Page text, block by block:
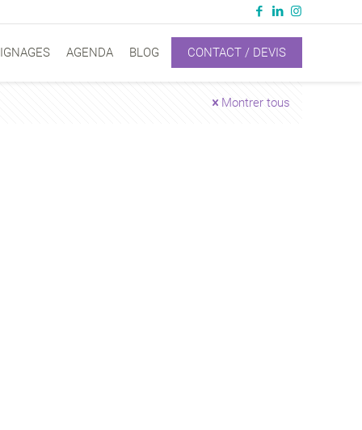
AGENDA BLOG CONTACT / DEVIS
Montrer tous